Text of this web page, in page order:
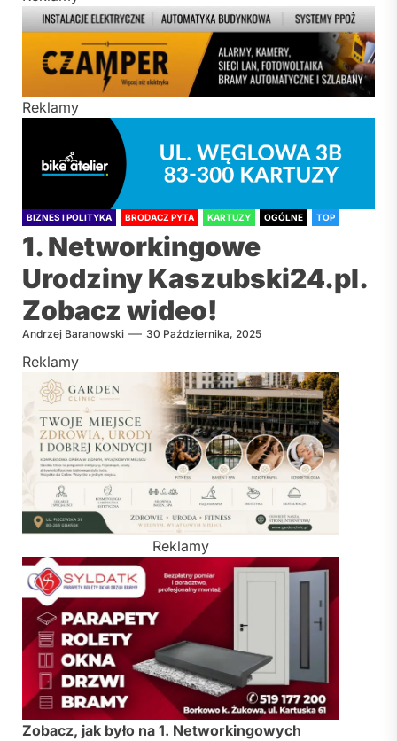
Reklamy
BIZNES I POLITYKA BRODACZ PYTA KARTUZY OGÓLNE TOP
1. Networkingowe
Urodziny Kaszubski24.pl.
Zobacz wideo!
Andrzej Baranowski 30 Października, 2025
Reklamy
Reklamy
Zobacz, jak było na 1. Networkingowych